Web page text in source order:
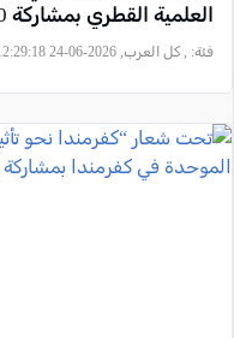
العلمية القطري بمشاركة 640 طالبًا من 140 مدرسة عربية
فئة: , كل العرب, 2026-06-24 12:29:18